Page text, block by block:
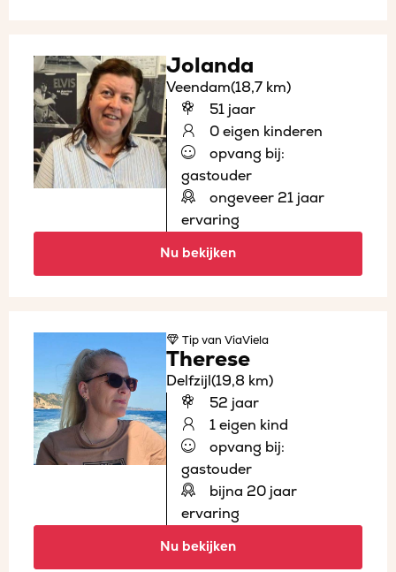
Jolanda
Veendam(18,7 km)
51 jaar
0 eigen kinderen
opvang bij:
gastouder
ongeveer 21 jaar
ervaring
Nu bekijken
Tipvan ViaViela
Therese
Delfzijl(19,8 km)
52 jaar
1 eigen kind
opvang bij:
gastouder
bijna 20 jaar
ervaring
Nu bekijken